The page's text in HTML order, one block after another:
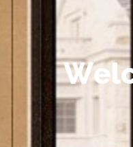
Wel